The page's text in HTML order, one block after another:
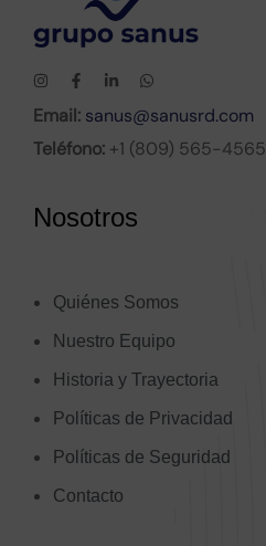
Email: sanus@sanusrd.com
Teléfono: +1 (809) 565-4565
Nosotros
Quiénes Somos
Nuestro Equipo
Historia y Trayectoria
Políticas de Privacidad
Políticas de Seguridad
Contacto